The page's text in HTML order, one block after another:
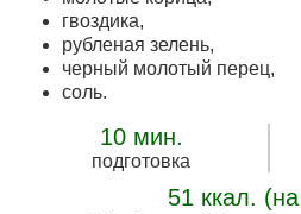
гвоздика,
рубленая зелень,
черный молотый перец,
соль.
10 мин.
подготовка
51 ккал.